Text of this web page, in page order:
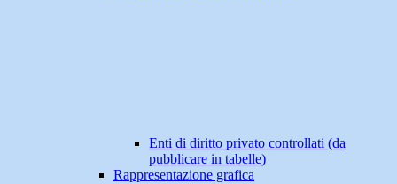
Enti di diritto privato controllati (da
pubblicare in tabelle)
Rappresentazione grafica